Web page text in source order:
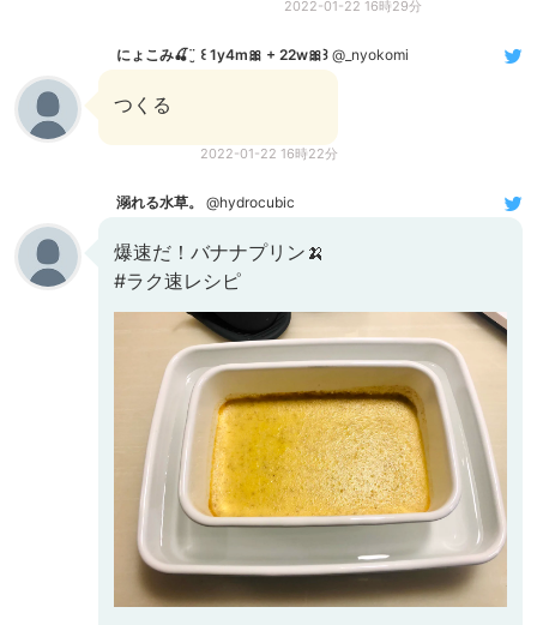
2022-01-22 16時29分
にょこみ🍒¨̮ ꒰ 1y4m🎀 + 22w🎀꒱ @_nyokomi
つくる
2022-01-22 16時22分
溺れる水草。 @hydrocubic
爆速だ！バナナプリン🍌
#ラク速レシピ